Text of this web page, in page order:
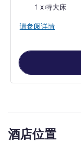
床上用品1 x 特大床
请参阅详情
酒店位置